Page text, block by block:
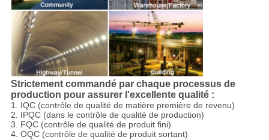
Strictement commandé par chaque processus de
production pour assurer l'excellente qualité :
1. IQC (contrôle de qualité de matière première de revenu)
2. IPQC (dans le contrôle de qualité de production)
3. FQC (contrôle de qualité de produit fini)
4. OQC (contrôle de qualité de produit sortant)